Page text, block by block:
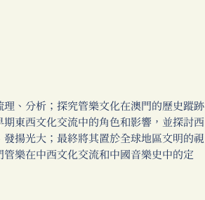
、分析；探究管樂文化在澳門的歷史蹤跡
東西文化交流中的角色和影響，並探討西
揚光大；最終將其置於全球地區文明的視
樂在中西文化交流和中國音樂史中的定